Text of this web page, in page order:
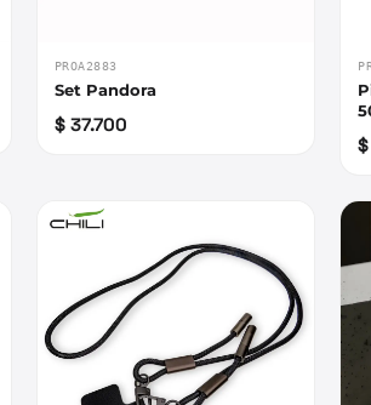
PROA2883
Set Pandora
$ 37.700